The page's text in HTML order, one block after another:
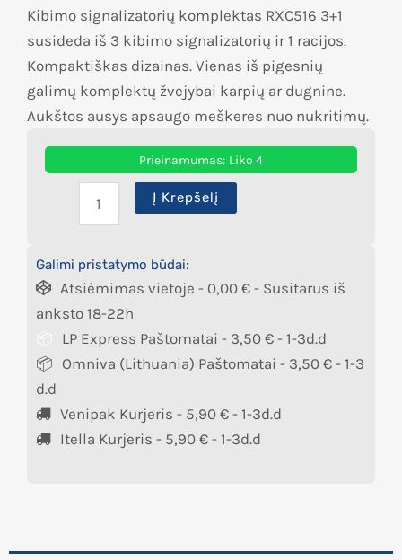
Kibimo signalizatorių komplektas RXC516 3+1
susideda iš 3 kibimo signalizatorių ir 1 racijos.
Kompaktiškas dizainas. Vienas iš pigesnių
galimų komplektų žvejybai karpių ar dugnine.
Aukštos ausys apsaugo meškeres nuo nukritimų.
Prieinamumas: Liko 4
Į Krepšelį
Galimi pristatymo būdai:
Atsiėmimas vietoje - 0,00 € - Susitarus iš
anksto 18-22h
LP Express Paštomatai - 3,50 € - 1-3d.d
Omniva (Lithuania) Paštomatai - 3,50 € - 1-3
d.d
Venipak Kurjeris - 5,90 € - 1-3d.d
Itella Kurjeris - 5,90 € - 1-3d.d